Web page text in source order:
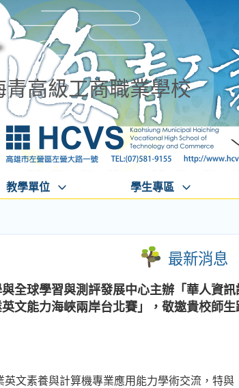
青高級工商職業學校
教學單位 學生專區
最新消息
全球學習與測評發展中心主辦「華人資
文能力海峽兩岸台北賽」，敬邀貴校師生
文素養與計算機專業應用能力學術交流，特與